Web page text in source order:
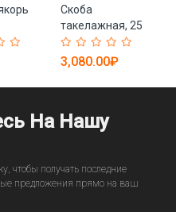
Скоба
такелажная, 25
тонн
3,080.00₽
На Нашу
чтобы получать последние
предложения прямо на ваш